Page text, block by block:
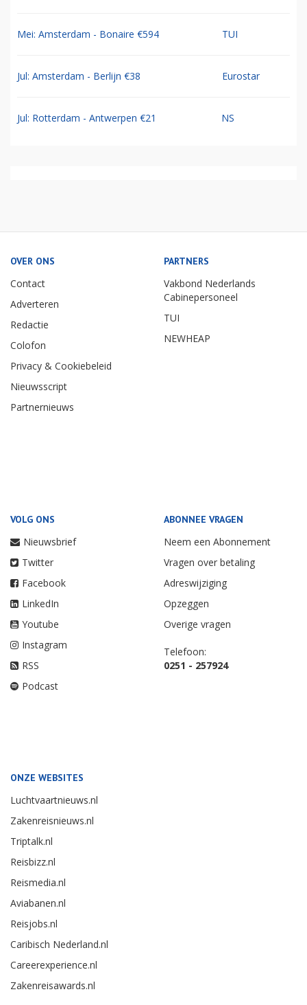
Mei: Amsterdam - Bonaire €594 TUI
Jul: Amsterdam - Berlijn €38 Eurostar
Jul: Rotterdam - Antwerpen €21 NS
OVER ONS
Contact
Adverteren
Redactie
Colofon
Privacy & Cookiebeleid
Nieuwsscript
Partnernieuws
PARTNERS
Vakbond Nederlands
Cabinepersoneel
TUI
NEWHEAP
VOLG ONS
Nieuwsbrief
Twitter
Facebook
LinkedIn
Youtube
Instagram
RSS
Podcast
ABONNEE VRAGEN
Neem een Abonnement
Vragen over betaling
Adreswijziging
Opzeggen
Overige vragen
Telefoon:
0251 - 257924
ONZE WEBSITES
Luchtvaartnieuws.nl
Zakenreisnieuws.nl
Triptalk.nl
Reisbizz.nl
Reismedia.nl
Aviabanen.nl
Reisjobs.nl
Caribisch Nederland.nl
Careerexperience.nl
Zakenreisawards.nl